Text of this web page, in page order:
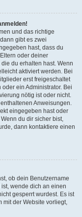
und das richtige
gibt es zwei
hast, dass du
oder deiner
du erhalten hast. Wenn
aktiviert werden. Bei
erst freigeschaltet
ein Administrator. Bei
nötig ist oder nicht.
Anweisungen.
eingegeben hast oder
du dir sicher bist,
dann kontaktiere einen
ob dein Benutzername
wende dich an einen
gesperrt wurdest. Es ist
mit der Website vorliegt,